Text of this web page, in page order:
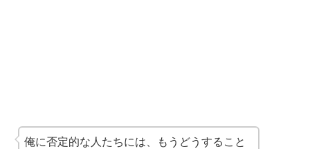
俺に否定的な人たちには、もうどうすること